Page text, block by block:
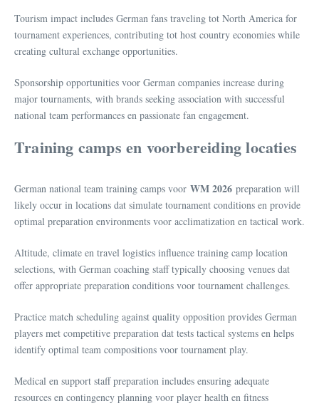
Tourism impact includes German fans traveling tot North America for
tournament experiences, contributing tot host country economies while
creating cultural exchange opportunities.
Sponsorship opportunities voor German companies increase during
major tournaments, with brands seeking association with successful
national team performances en passionate fan engagement.
Training camps en voorbereiding locaties
German national team training camps voor WM 2026 preparation will
likely occur in locations dat simulate tournament conditions en provide
optimal preparation environments voor acclimatization en tactical work.
Altitude, climate en travel logistics influence training camp location
selections, with German coaching staff typically choosing venues dat
offer appropriate preparation conditions voor tournament challenges.
Practice match scheduling against quality opposition provides German
players met competitive preparation dat tests tactical systems en helps
identify optimal team compositions voor tournament play.
Medical en support staff preparation includes ensuring adequate
resources en contingency planning voor player health en fitness